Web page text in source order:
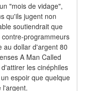
"mois de vidage",
qu'ils jugent non
soutiendrait que
programmeurs
au dollar d'argent 80
A Man Called
les cinéphiles
espoir que quelque
l'argent.